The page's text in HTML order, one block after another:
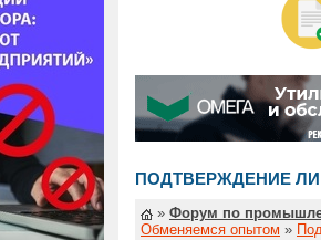
ПОДТВЕРЖДЕНИЕ
» Форум по
Обменяемся опытом »